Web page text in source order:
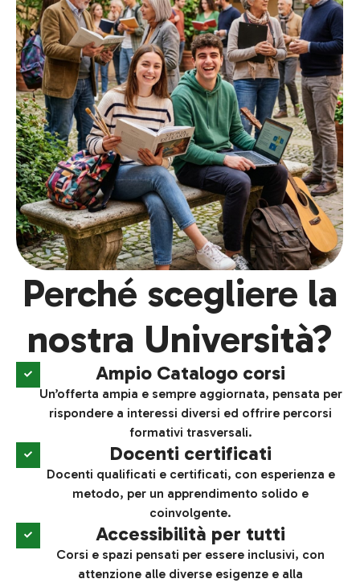
Perché scegliere la
nostra Università?
Ampio Catalogo corsi
Un’offerta ampia e sempre aggiornata, pensata per
rispondere a interessi diversi ed offrire percorsi
formativi trasversali.
Docenti certificati
Docenti qualificati e certificati, con esperienza e
metodo, per un apprendimento solido e
coinvolgente.
Accessibilità per tutti
Corsi e spazi pensati per essere inclusivi, con
attenzione alle diverse esigenze e alla